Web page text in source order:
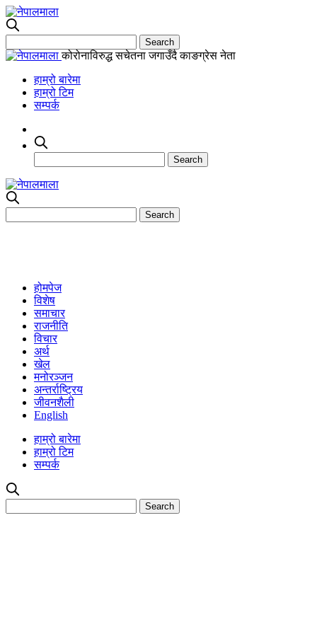
कोरोनाविरुद्ध सचेतना जगाउँदै काङग्रेस नेता
हाम्रो बारेमा
हाम्रो टिम
सम्पर्क
होमपेज
विशेष
समाचार
राजनीति
विचार
अर्थ
खेल
मनोरञ्जन
अन्तर्राष्ट्रिय
जीवनशैली
English
हाम्रो बारेमा
हाम्रो टिम
सम्पर्क